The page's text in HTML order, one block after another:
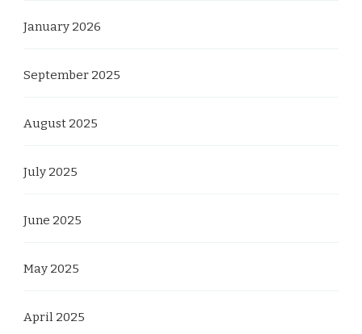
January 2026
September 2025
August 2025
July 2025
June 2025
May 2025
April 2025